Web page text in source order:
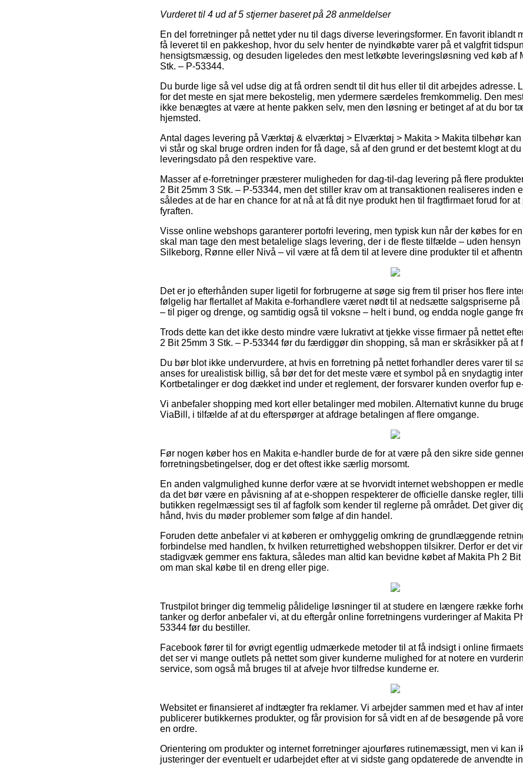
Vurderet til 4 ud af 5 stjerner baseret på 28 anmeldelser
En del forretninger på nettet yder nu til dags diverse leveringsformer. En favorit iblandt
få leveret til en pakkeshop, hvor du selv henter de nyindkøbte varer på et valgfrit
hensigtsmæssig, og desuden ligeledes den mest letkøbte leveringsløsning ved køb af
Stk. – P-53344.
Du burde lige så vel udse dig at få ordren sendt til dit hus eller til dit arbejdes adresse.
for det meste en sjat mere bekostelig, men ydermere særdeles fremkommelig. Den
ikke benægtes at være at hente pakken selv, men den løsning er betinget af at du bor
hjemsted.
Antal dages levering på Værktøj & elværktøj > Elværktøj > Makita > Makita tilbehør
vi står og skal bruge ordren inden for få dage, så af den grund er det bestemt klogt at
leveringsdato på den respektive vare.
Masser af e-forretninger præsterer muligheden for dag-til-dag levering på flere
2 Bit 25mm 3 Stk. – P-53344, men det stiller krav om at transaktionen realiseres inden
således at de har en chance for at nå at få dit nye produkt hen til fragtfirmaet forud for
fyraften.
Visse online webshops garanterer portofri levering, men typisk kun når der købes for
skal man tage den mest betalelige slags levering, der i de fleste tilfælde – uden
Silkeborg, Rønne eller Nivå – vil være at få dem til at levere dine produkter til et
Det er jo efterhånden super ligetil for forbrugerne at søge sig frem til priser hos flere
følgelig har flertallet af Makita e-forhandlere været nødt til at nedsætte salgspriserne på
– til piger og drenge, og samtidig også til voksne – helt i bund, og endda nogle gange
Trods dette kan det ikke desto mindre være lukrativt at tjekke visse firmaer på nettet
2 Bit 25mm 3 Stk. – P-53344 før du færdiggør din shopping, så man er skråsikker på at
Du bør blot ikke undervurdere, at hvis en forretning på nettet forhandler deres varer til
anses for urealistisk billig, så bør det for det meste være et symbol på en snydagtig
Kortbetalinger er dog dækket ind under et reglement, der forsvarer kunden overfor fup
Vi anbefaler shopping med kort eller betalinger med mobilen. Alternativt kunne du
ViaBill, i tilfælde af at du efterspørger at afdrage betalingen af flere omgange.
Før nogen køber hos en Makita e-handler burde de for at være på den sikre side
forretningsbetingelser, dog er det oftest ikke særlig morsomt.
En anden valgmulighed kunne derfor være at se hvorvidt internet webshoppen er
da det bør være en påvisning af at e-shoppen respekterer de officielle danske regler,
butikken regelmæssigt ses til af fagfolk som kender til reglerne på området. Det giver
hånd, hvis du møder problemer som følge af din handel.
Foruden dette anbefaler vi at køberen er omhyggelig omkring de grundlæggende
forbindelse med handlen, fx hvilken returrettighed webshoppen tilsikrer. Derfor er det
stadigvæk gemmer ens faktura, således man altid kan bevidne købet af Makita Ph 2 Bit
om man skal købe til en dreng eller pige.
Trustpilot bringer dig temmelig pålidelige løsninger til at studere en længere række
tanker og derfor anbefaler vi, at du eftergår online forretningens vurderinger af Makita
53344 før du bestiller.
Facebook fører til for øvrigt egentlig udmærkede metoder til at få indsigt i online
det ser vi mange outlets på nettet som giver kunderne mulighed for at notere en
service, som også må bruges til at afveje hvor tilfredse kunderne er.
Websitet er finansieret af indtægter fra reklamer. Vi arbejder sammen med et hav af
publicerer butikkernes produkter, og får provision for så vidt en af de besøgende på
en ordre.
Orientering om produkter og internet forretninger ajourføres rutinemæssigt, men vi kan
justeringer der eventuelt er udarbejdet efter at vi sidste gang opdaterede de anvendte